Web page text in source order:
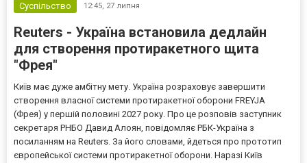
Суспільство 12:45, 27 липня
Reuters - Україна встановила дедлайн
для створення протиракетного щита
"Фрея"
Київ має дуже амбітну мету. Україна розраховує завершити
створення власної системи протиракетної оборони FREYJA
(Фрея) у першій половині 2027 року. Про це розповів заступник
секретаря РНБО Давид Алоян, повідомляє РБК-Україна з
посиланням на Reuters. За його словами, йдеться про прототип
європейської системи протиракетної оборони. Наразі Київ